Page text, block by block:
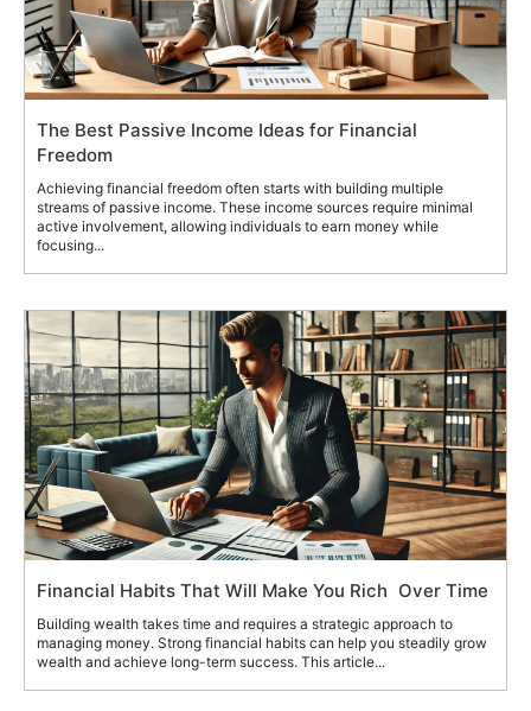
The Best Passive Income Ideas for Financial
Freedom
Achieving financial freedom often starts with building multiple
streams of passive income. These income sources require minimal
active involvement, allowing individuals to earn money while
focusing...
Financial Habits That Will Make You Rich Over Time
Building wealth takes time and requires a strategic approach to
managing money. Strong financial habits can help you steadily grow
wealth and achieve long-term success. This article...